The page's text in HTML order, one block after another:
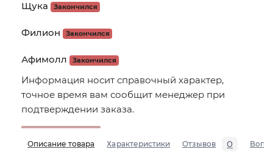
Щука
Закончился
Филион Закончился
Афимолл Закончился
Информация носит справочный характер,
точное время вам сообщит менеджер при
подтверждении заказа.
Описание товара Характеристики Отзывов 0